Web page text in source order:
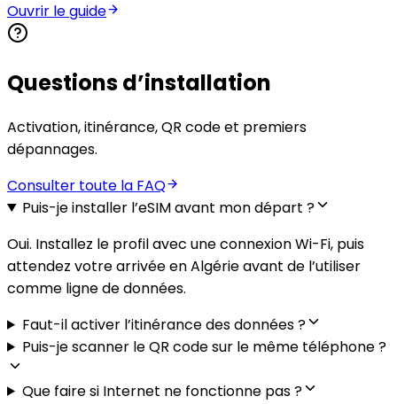
Ouvrir le guide
Questions d’installation
Activation, itinérance, QR code et premiers
dépannages.
Consulter toute la FAQ
Puis-je installer l’eSIM avant mon départ ?
Oui. Installez le profil avec une connexion Wi-Fi, puis
attendez votre arrivée en Algérie avant de l’utiliser
comme ligne de données.
Faut-il activer l’itinérance des données ?
Puis-je scanner le QR code sur le même téléphone ?
Que faire si Internet ne fonctionne pas ?